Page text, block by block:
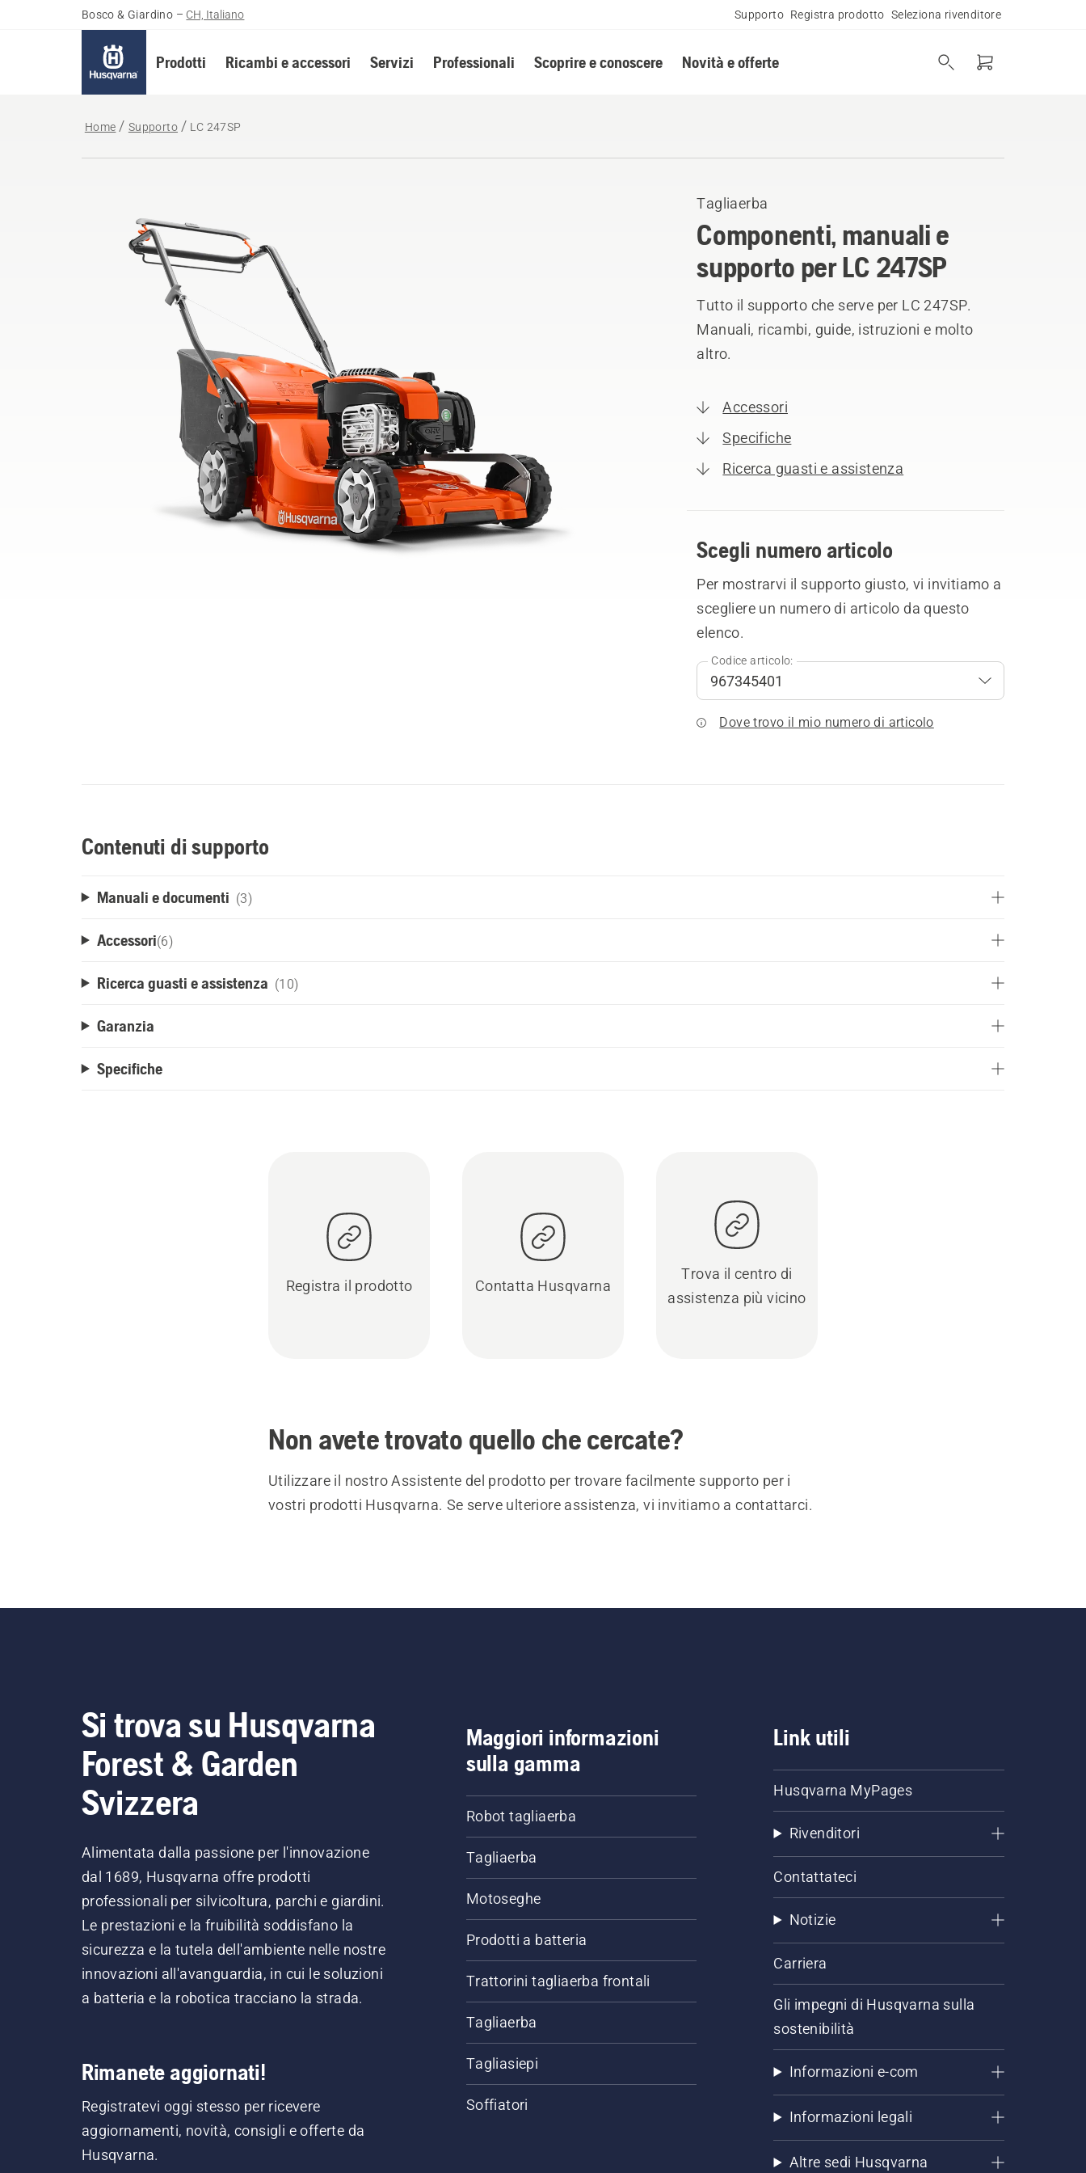
Bosco & Giardino – CH, Italiano Supporto Registra prodotto Seleziona rivenditore
Prodotti Ricambi e accessori Servizi Professionali Scoprire e conoscere Novità e offerte
Home Supporto LC 247SP
Tagliaerba
Componenti, manuali e
supporto per LC 247SP
Tutto il supporto che serve per LC 247SP.
Manuali, ricambi, guide, istruzioni e molto
altro.
Accessori
Specifiche
Ricerca guasti e assistenza
Scegli numero articolo
Per mostrarvi il supporto giusto, vi invitiamo a
scegliere un numero di articolo da questo
elenco.
Codice articolo:
Dove trovo il mio numero di articolo
Contenuti di supporto
Manuali e documenti (3)
Accessori(6)
Ricerca guasti e assistenza (10)
Garanzia
Specifiche
Registra il prodotto Contatta Husqvarna
Trova il centro di
assistenza più vicino
Non avete trovato quello che cercate?
Utilizzare il nostro Assistente del prodotto per trovare facilmente supporto per i
vostri prodotti Husqvarna. Se serve ulteriore assistenza, vi invitiamo a contattarci.
Si trova su Husqvarna
Forest & Garden
Svizzera
Alimentata dalla passione per l'innovazione
dal 1689, Husqvarna offre prodotti
professionali per silvicoltura, parchi e giardini.
Le prestazioni e la fruibilità soddisfano la
sicurezza e la tutela dell'ambiente nelle nostre
innovazioni all'avanguardia, in cui le soluzioni
a batteria e la robotica tracciano la strada.
Rimanete aggiornati!
Registratevi oggi stesso per ricevere
aggiornamenti, novità, consigli e offerte da
Husqvarna.
Maggiori informazioni
sulla gamma
Robot tagliaerba
Tagliaerba
Motoseghe
Prodotti a batteria
Trattorini tagliaerba frontali
Tagliaerba
Tagliasiepi
Soffiatori
Link utili
Husqvarna MyPages
Rivenditori
Contattateci
Notizie
Carriera
Gli impegni di Husqvarna sulla
sostenibilità
Informazioni e-com
Informazioni legali
Altre sedi Husqvarna